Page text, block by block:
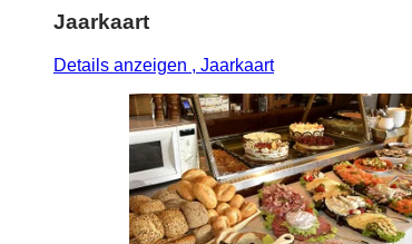
Jaarkaart
Details anzeigen , Jaarkaart